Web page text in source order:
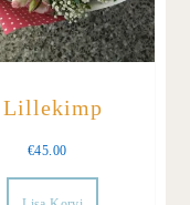
Lillekimp
€45.00